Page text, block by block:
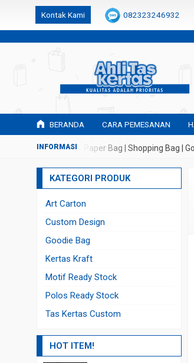
Kontak Kami 082323246932
BERANDA CARA PEMESANAN
Tas Kertas | Paper Bag | Shopping Bag |
KATEGORI PRODUK
Art Carton
Custom Design
Goodie Bag
Kertas Kraft
Motif Ready Stock
Polos Ready Stock
Tas Kertas Custom
HOT ITEM!